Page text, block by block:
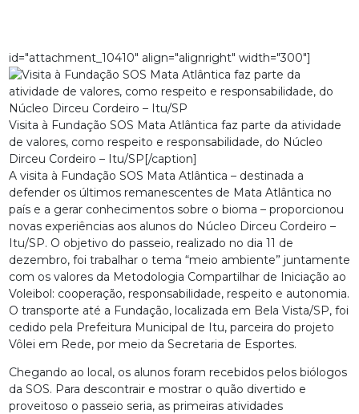
id="attachment_10410" align="alignright" width="300"]
Visita à Fundação SOS Mata Atlântica faz parte da atividade
de valores, como respeito e responsabilidade, do Núcleo
Dirceu Cordeiro – Itu/SP[/caption]
A visita à Fundação SOS Mata Atlântica – destinada a
defender os últimos remanescentes de Mata Atlântica no
país e a gerar conhecimentos sobre o bioma – proporcionou
novas experiências aos alunos do Núcleo Dirceu Cordeiro –
Itu/SP. O objetivo do passeio, realizado no dia 11 de
dezembro, foi trabalhar o tema “meio ambiente” juntamente
com os valores da Metodologia Compartilhar de Iniciação ao
Voleibol: cooperação, responsabilidade, respeito e autonomia.
O transporte até a Fundação, localizada em Bela Vista/SP, foi
cedido pela Prefeitura Municipal de Itu, parceira do projeto
Vôlei em Rede, por meio da Secretaria de Esportes.
Chegando ao local, os alunos foram recebidos pelos biólogos
da SOS. Para descontrair e mostrar o quão divertido e
proveitoso o passeio seria, as primeiras atividades